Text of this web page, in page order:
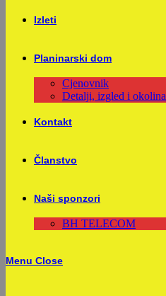
Izleti
Planinarski dom
Cjenovnik
Detalji, izgled i okolina
Kontakt
Članstvo
Naši sponzori
BH TELECOM
Menu Close